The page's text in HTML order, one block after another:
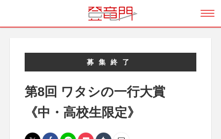
募集終了
第8回 ワタシの一行大賞
《中・高校生限定》